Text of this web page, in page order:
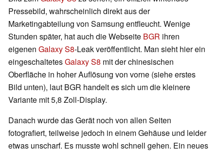
Pressebild, wahrscheinlich direkt aus der
Marketingabteilung von Samsung entfleucht. Wenige
Stunden später, hat auch die Webseite BGR ihren
eigenen Galaxy S8-Leak veröffentlicht. Man sieht hier ein
eingeschaltetesGalaxy S8 mit der chinesischen
Oberfläche in hoher Auflösung von vorne (siehe erstes
Bild unten), laut BGR handelt es sich um die kleinere
Variante mit 5,8 Zoll-Display.
Danach wurde das Gerät noch von allen Seiten
fotografiert, teilweise jedoch in einem Gehäuse und leider
etwas unscharf. Es musste wohl schnell gehen. Ein neues